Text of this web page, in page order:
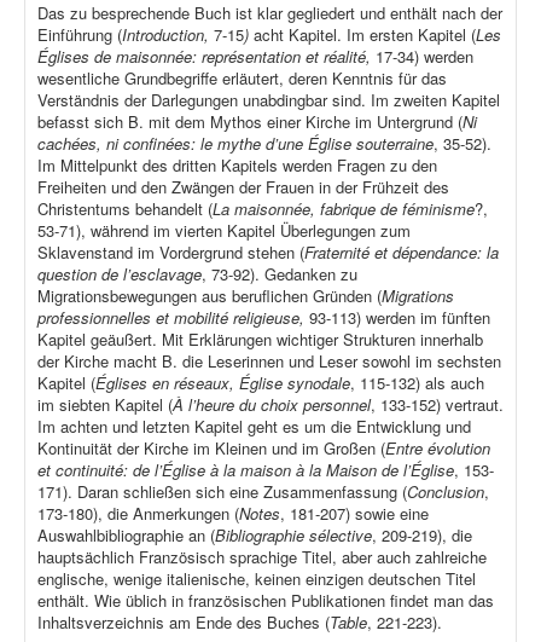
Das zu besprechende Buch ist klar gegliedert und enthält nach der
Einführung (Introduction, 7-15) acht Kapitel. Im ersten Kapitel (Les
Églises de maisonnée: représentation et réalité, 17-34) werden
wesentliche Grundbegriffe erläutert, deren Kenntnis für das
Verständnis der Darlegungen unabdingbar sind. Im zweiten Kapitel
befasst sich B. mit dem Mythos einer Kirche im Untergrund (Ni
cachées, ni confinées: le mythe d’une Église souterraine, 35-52).
Im Mittelpunkt des dritten Kapitels werden Fragen zu den
Freiheiten und den Zwängen der Frauen in der Frühzeit des
Christentums behandelt (La maisonnée, fabrique de féminisme?,
53-71), während im vierten Kapitel Überlegungen zum
Sklavenstand im Vordergrund stehen (Fraternité et dépendance: la
question de l’esclavage, 73-92). Gedanken zu
Migrationsbewegungen aus beruflichen Gründen (Migrations
professionnelles et mobilité religieuse, 93-113) werden im fünften
Kapitel geäußert. Mit Erklärungen wichtiger Strukturen innerhalb
der Kirche macht B. die Leserinnen und Leser sowohl im sechsten
Kapitel (Églises en réseaux, Église synodale, 115-132) als auch
im siebten Kapitel (À l’heure du choix personnel, 133-152) vertraut.
Im achten und letzten Kapitel geht es um die Entwicklung und
Kontinuität der Kirche im Kleinen und im Großen (Entre évolution
et continuité: de l’Église à la maison à la Maison de l’Église, 153-
171). Daran schließen sich eine Zusammenfassung (Conclusion,
173-180), die Anmerkungen (Notes, 181-207) sowie eine
Auswahlbibliographie an (Bibliographie sélective, 209-219), die
hauptsächlich Französisch sprachige Titel, aber auch zahlreiche
englische, wenige italienische, keinen einzigen deutschen Titel
enthält. Wie üblich in französischen Publikationen findet man das
Inhaltsverzeichnis am Ende des Buches (Table, 221-223).